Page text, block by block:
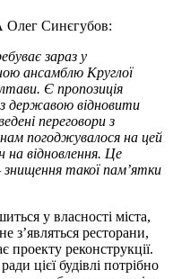
Олег Синєгубов:
зараз у
ансамблю Круглої
Є пропозиція
з державою відновити
переговори з
погоджувалося на цей
на відновлення. Це
такої пам’ятки
у власності міста,
з’являться ресторани,
проекту реконструкції.
цієї будівлі потрібно